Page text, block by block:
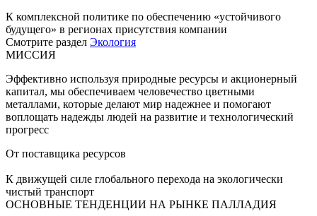
К комплексной политике по обеспечению «устойчивого
будущего» в регионах присутствия компании
Смотрите раздел Экология
МИССИЯ
Эффективно используя природные ресурсы и акционерный
капитал, мы обеспечиваем человечество цветными
металлами, которые делают мир надежнее и помогают
воплощать надежды людей на развитие и технологический
прогресс
От поставщика ресурсов
К движущей силе глобального перехода на экологически
чистый транспорт
ОСНОВНЫЕ ТЕНДЕНЦИИ НА РЫНКЕ ПАЛЛАДИЯ